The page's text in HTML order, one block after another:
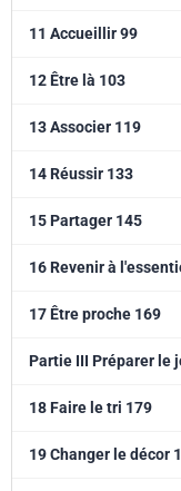
11 Accueillir 99
12 Être là 103
13 Associer 119
14 Réussir 133
15 Partager 145
16 Revenir à
17 Être proche 169
Partie III Préparer le
18 Faire le tri 179
19 Changer le décor